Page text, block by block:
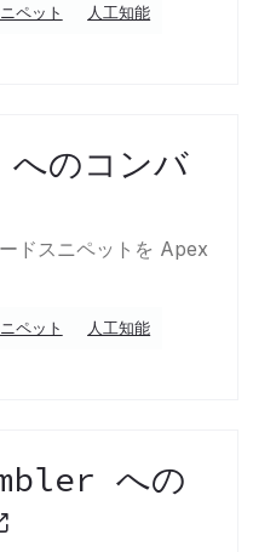
ペット
人工知能
のコンバ
ドスニペットを Apex
ペット
人工知能
への